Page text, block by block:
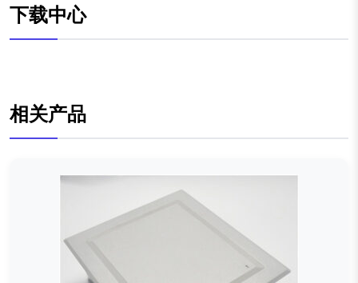
下载中心
相关产品